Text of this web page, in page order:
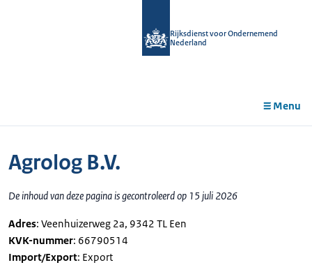
Rijksdienst voor Ondernemend
Nederland
Menu
Agrolog B.V.
De inhoud van deze pagina is gecontroleerd op 15 juli 2026
Adres: Veenhuizerweg 2a, 9342 TL Een
KVK-nummer: 66790514
Import/Export: Export